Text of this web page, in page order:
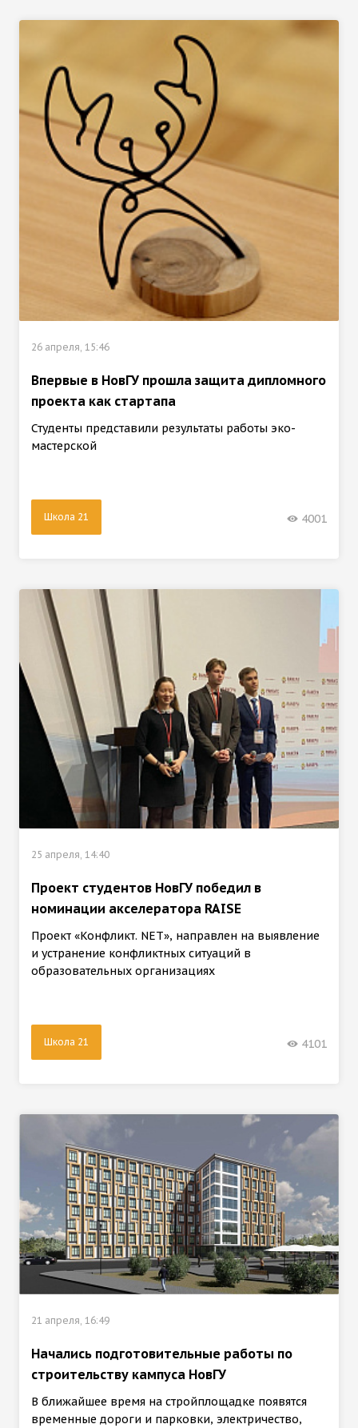
26 апреля, 15:46
Впервые в НовГУ прошла защита дипломного
проекта как стартапа
Студенты представили результаты работы эко-
мастерской
Школа 21 4001
25 апреля, 14:40
Проект студентов НовГУ победил в
номинации акселератора RAISE
Проект «Конфликт. NET», направлен на выявление
и устранение конфликтных ситуаций в
образовательных организациях
Школа 21 4101
21 апреля, 16:49
Начались подготовительные работы по
строительству кампуса НовГУ
В ближайшее время на стройплощадке появятся
временные дороги и парковки, электричество,